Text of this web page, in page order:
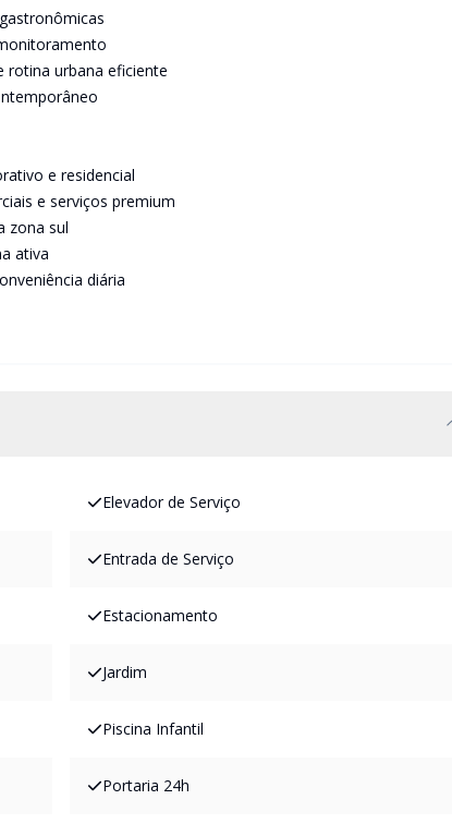
rotina urbana eficiente
e residencial
e serviços premium
zona sul
ativa
diária
Elevador de Serviço
Entrada de Serviço
Estacionamento
Jardim
Piscina Infantil
Portaria 24h